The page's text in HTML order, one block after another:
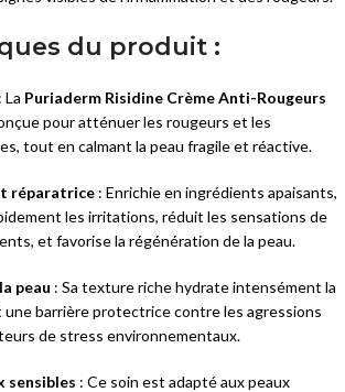
du produit :
: La Puriaderm Risidine Crème Anti-Rougeurs
pour atténuer les rougeurs et les
tout en calmant la peau fragile et réactive.
réparatrice : Enrichie en ingrédients apaisants,
les irritations, réduit les sensations de
et favorise la régénération de la peau.
peau : Sa texture riche hydrate intensément la
barrière protectrice contre les agressions
de stress environnementaux.
sensibles : Ce soin est adapté aux peaux